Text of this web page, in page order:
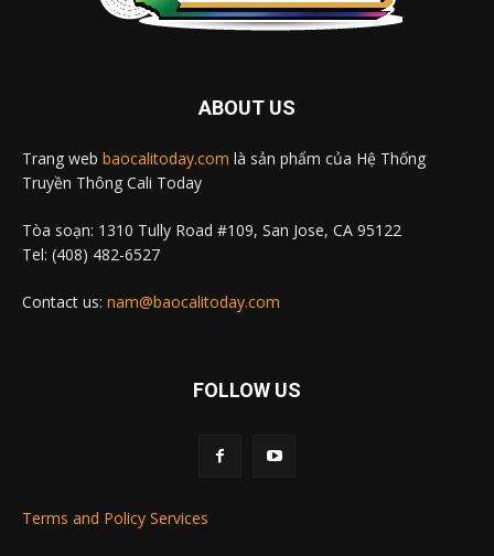
ABOUT US
Trang web baocalitoday.com là sản phẩm của Hệ Thống
Truyền Thông Cali Today
Tòa soạn: 1310 Tully Road #109, San Jose, CA 95122
Tel: (408) 482-6527
Contact us: nam@baocalitoday.com
FOLLOW US
Terms and Policy Services